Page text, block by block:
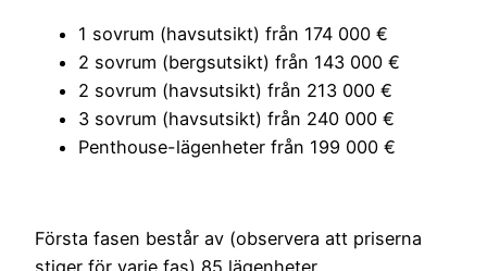
1 sovrum (havsutsikt) från 174 000 €
2 sovrum (bergsutsikt) från 143 000 €
2 sovrum (havsutsikt) från 213 000 €
3 sovrum (havsutsikt) från 240 000 €
Penthouse-lägenheter från 199 000 €
Första fasen består av (observera att priserna